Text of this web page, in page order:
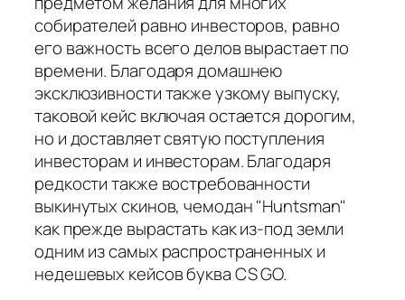
собирателей равно инвесторов, равно
его важность всего делов вырастает по
времени. Благодаря домашнею
эксклюзивности также узкому выпуску,
таковой кейс включая остается дорогим,
но и доставляет святую поступления
инвесторам и инвесторам. Благодаря
редкости также востребованности
выкинутых скинов, чемодан "Huntsman"
как прежде вырастать как из-под земли
одним из самых распространенных и
недешевых кейсов буква CS GO.